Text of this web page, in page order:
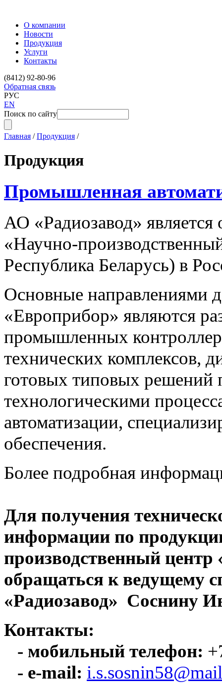
О компании
Новости
Продукция
Услуги
Контакты
(8412) 92-80-96
Обратная связь
РУС
EN
Поиск по сайту
Главная /Продукция /
Продукция
Промышленная
АО «Радиозавод»
«Научно-
Республика Беларусь) в
Основные
«Европрибор» являются
промышленных
технических комплексов,
готовых типовых решений
технологическими
автоматизации,
обеспечения.
Более подробная
Для получения
информации по
производственный
обращаться к ведущему
«Радиозавод» Соснину
Контакты:
- мобильный телефон:
- e-mail: